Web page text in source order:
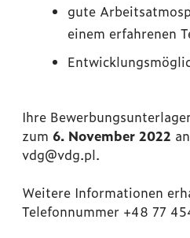
gute
einem erfahrenen
Ihre
zum 6. November 2022
vdg@vdg.pl.
Weitere Informationen
Telefonnummer +48 77